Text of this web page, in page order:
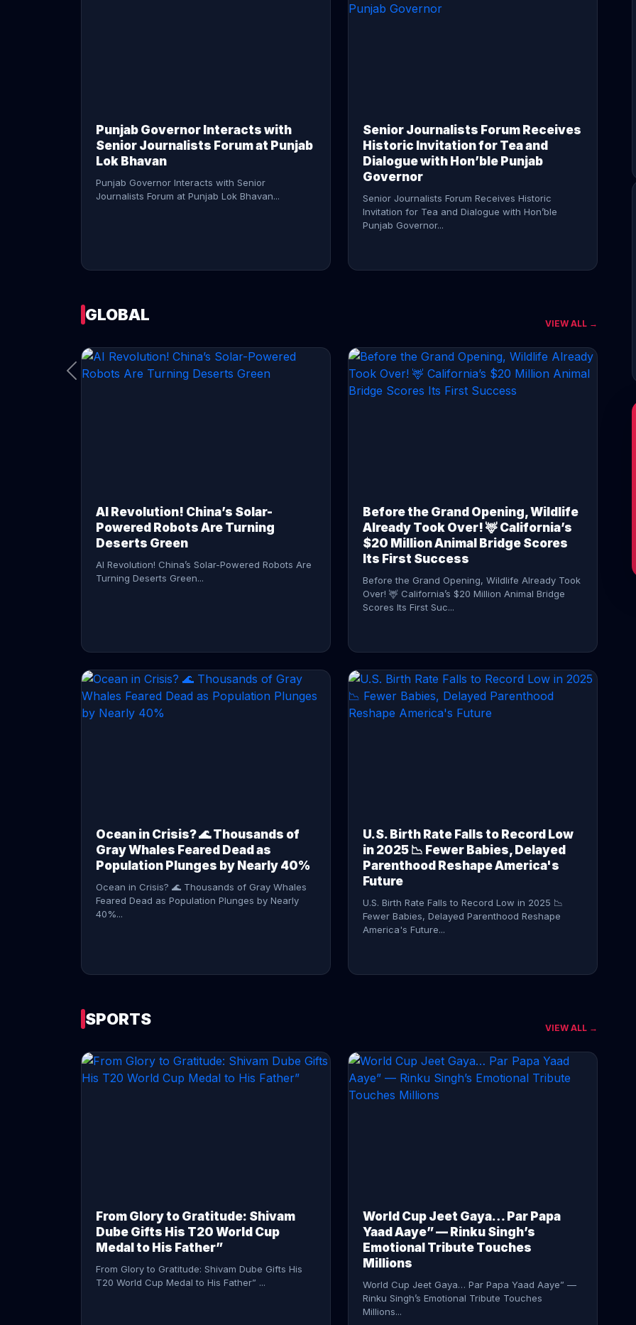
Punjab Governor Interacts with
Senior Journalists Forum at Punjab
Lok Bhavan
Punjab Governor Interacts with Senior
Journalists Forum at Punjab Lok Bhavan...
Senior Journalists Forum Receives
Historic Invitation for Tea and
Dialogue with Hon’ble Punjab
Governor
Senior Journalists Forum Receives Historic
Invitation for Tea and Dialogue with Hon’ble
Punjab Governor...
CONTINUE READING →
GLOBAL VIEW ALL →
AI Revolution! China’s Solar-
Powered Robots Are Turning
Deserts Green
AI Revolution! China’s Solar-Powered Robots Are
Turning Deserts Green...
Before the Grand Opening, Wildlife
Already Took Over! 🦌 California’s
$20 Million Animal Bridge Scores
Its First Success
Before the Grand Opening, Wildlife Already Took
Over! 🦌 California’s $20 Million Animal Bridge
Scores Its First Suc...
Ocean in Crisis? 🌊 Thousands of
Gray Whales Feared Dead as
Population Plunges by Nearly 40%
Ocean in Crisis? 🌊 Thousands of Gray Whales
Feared Dead as Population Plunges by Nearly
40%...
U.S. Birth Rate Falls to Record Low
in 2025 📉 Fewer Babies, Delayed
Parenthood Reshape America's
Future
U.S. Birth Rate Falls to Record Low in 2025 📉
Fewer Babies, Delayed Parenthood Reshape
America's Future...
CONTINUE READING →
SPORTS VIEW ALL →
From Glory to Gratitude: Shivam
Dube Gifts His T20 World Cup
Medal to His Father”
From Glory to Gratitude: Shivam Dube Gifts His
T20 World Cup Medal to His Father” ...
World Cup Jeet Gaya… Par Papa
Yaad Aaye” — Rinku Singh’s
Emotional Tribute Touches
Millions
World Cup Jeet Gaya… Par Papa Yaad Aaye” —
Rinku Singh’s Emotional Tribute Touches
Millions...